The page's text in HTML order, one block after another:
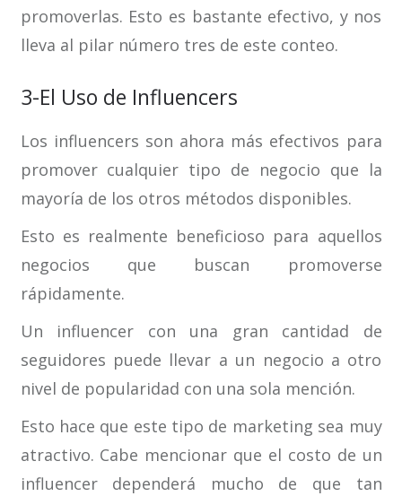
promoverlas. Esto es bastante efectivo, y nos
lleva al pilar número tres de este conteo.
3-El Uso de Influencers
Los influencers son ahora más efectivos para
promover cualquier tipo de negocio que la
mayoría de los otros métodos disponibles.
Esto es realmente beneficioso para aquellos
negocios que buscan promoverse
rápidamente.
Un influencer con una gran cantidad de
seguidores puede llevar a un negocio a otro
nivel de popularidad con una sola mención.
Esto hace que este tipo de marketing sea muy
atractivo. Cabe mencionar que el costo de un
influencer dependerá mucho de que tan